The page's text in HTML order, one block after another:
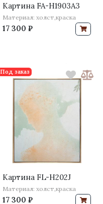
Картина FA-H1903A3
Материал: холст,краска
17 300 ₽
Картина FL-H202J
Материал: холст,краска
17 300 ₽
Под заказ